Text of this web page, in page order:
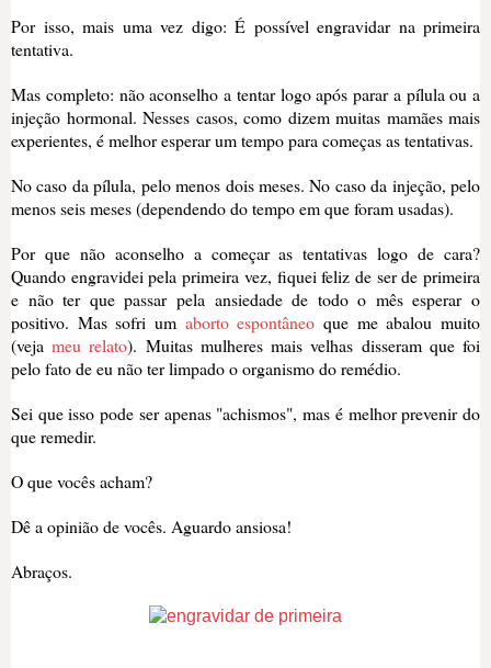
Por isso, mais uma vez digo: É possível engravidar na primeira
tentativa.
Mas completo: não aconselho a tentar logo após parar a pílula ou a
injeção hormonal. Nesses casos, como dizem muitas mamães mais
experientes, é melhor esperar um tempo para começas as tentativas.
No caso da pílula, pelo menos dois meses. No caso da injeção, pelo
menos seis meses (dependendo do tempoem que foram usadas).
Porque não aconselho a começar as tentativas logo de cara?
Quando engravideipela primeira vez, fiquei feliz de ser de primeira
e nãoter que passar pela ansiedade de todo o mês esperar o
positivo. Mas sofri um aborto espontâneo que me abalou muito
(vejameu relato). Muitas mulheres mais velhas disseram que foi
pelo fato de eu não ter limpado oorganismo do remédio.
Sei que isso pode ser apenas "achismos", mas é melhorprevenirdo
que remedir.
O quevocês acham?
Dê a opinião de vocês. Aguardo ansiosa!
Abraços.